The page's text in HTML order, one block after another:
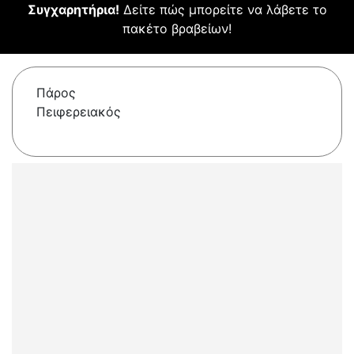
Συγχαρητήρια! Δείτε πώς μπορείτε να λάβετε το
πακέτο βραβείων!
Πάρος
Πειφερειακός